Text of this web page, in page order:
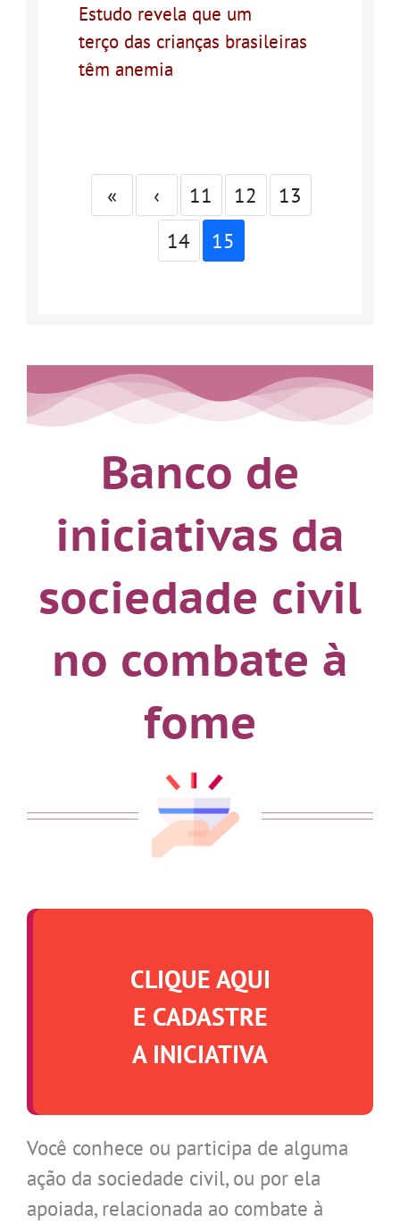
Estudo revela que um
terço das crianças brasileiras
têm anemia
« ‹ 11 12
13
14
15
Banco de
iniciativas da
sociedade civil
no combate à
fome
CLIQUE AQUI
E CADASTRE
A INICIATIVA
Você conhece ou participa de alguma
ação da sociedade civil, ou por ela
apoiada, relacionada ao combate à